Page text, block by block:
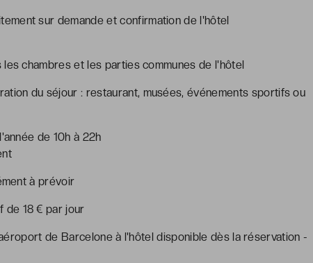
sur demande et confirmation de l'hôtel
chambres et les parties communes de l'hôtel
du séjour : restaurant, musées, événements sportifs ou
de 10h à 22h
à prévoir
de 18 € par jour
de Barcelone à l'hôtel disponible dès la réservation -